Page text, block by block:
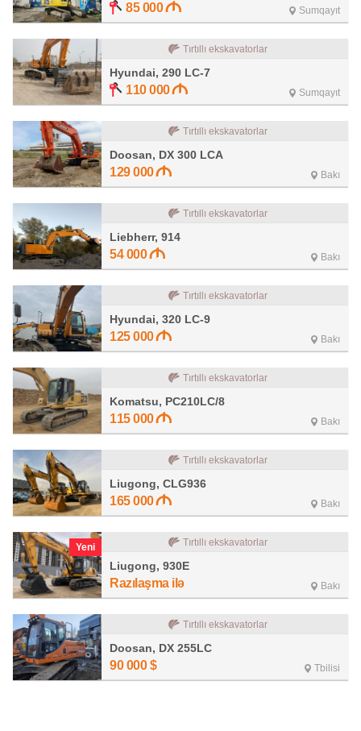
85 000 Sumqayıt
Tırtıllı ekskavatorlar
Hyundai, 290 LC-7
110 000 Sumqayıt
Tırtıllı ekskavatorlar
Doosan, DX 300 LCA
129 000 Bakı
Tırtıllı ekskavatorlar
Liebherr, 914
54 000 Bakı
Tırtıllı ekskavatorlar
Hyundai, 320 LC-9
125 000 Bakı
Tırtıllı ekskavatorlar
Komatsu, PC210LC/8
115 000 Bakı
Tırtıllı ekskavatorlar
Liugong, CLG936
165 000 Bakı
Yeni Tırtıllı ekskavatorlar
Liugong, 930E
Razılaşma ilə Bakı
Tırtıllı ekskavatorlar
Doosan, DX 255LC
90 000 $ Tbilisi